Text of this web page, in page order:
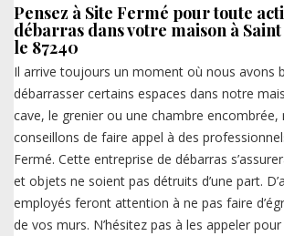
Pensez à Site Fermé pour toute
débarras dans votre maison à
le 87240
Il arrive toujours un moment où nous avons
débarrasser certains espaces dans notre
cave, le grenier ou une chambre encombrée,
conseillons de faire appel à des
Fermé. Cette entreprise de débarras
et objets ne soient pas détruits d’une part.
employés feront attention à ne pas faire
de vos murs. N’hésitez pas à les appeler